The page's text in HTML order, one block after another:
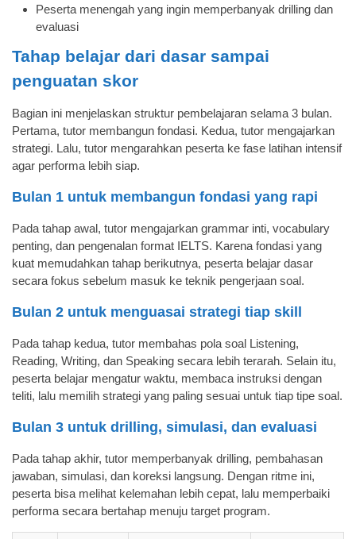
Peserta menengah yang ingin memperbanyak drilling dan
evaluasi
Tahap belajar dari dasar sampai
penguatan skor
Bagian ini menjelaskan struktur pembelajaran selama 3 bulan.
Pertama, tutor membangun fondasi. Kedua, tutor mengajarkan
strategi. Lalu, tutor mengarahkan peserta ke fase latihan intensif
agar performa lebih siap.
Bulan 1 untuk membangun fondasi yang rapi
Pada tahap awal, tutor mengajarkan grammar inti, vocabulary
penting, dan pengenalan format IELTS. Karena fondasi yang
kuat memudahkan tahap berikutnya, peserta belajar dasar
secara fokus sebelum masuk ke teknik pengerjaan soal.
Bulan 2 untuk menguasai strategi tiap skill
Pada tahap kedua, tutor membahas pola soal Listening,
Reading, Writing, dan Speaking secara lebih terarah. Selain itu,
peserta belajar mengatur waktu, membaca instruksi dengan
teliti, lalu memilih strategi yang paling sesuai untuk tiap tipe soal.
Bulan 3 untuk drilling, simulasi, dan evaluasi
Pada tahap akhir, tutor memperbanyak drilling, pembahasan
jawaban, simulasi, dan koreksi langsung. Dengan ritme ini,
peserta bisa melihat kelemahan lebih cepat, lalu memperbaiki
performa secara bertahap menuju target program.